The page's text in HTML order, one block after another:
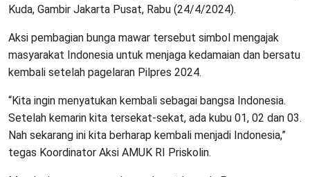
Kuda, Gambir Jakarta Pusat, Rabu (24/4/2024).
Aksi pembagian bunga mawar tersebut simbol mengajak
masyarakat Indonesia untuk menjaga kedamaian dan bersatu
kembali setelah pagelaran Pilpres 2024.
“Kita ingin menyatukan kembali sebagai bangsa Indonesia.
Setelah kemarin kita tersekat-sekat, ada kubu 01, 02 dan 03.
Nah sekarang ini kita berharap kembali menjadi Indonesia,”
tegas Koordinator Aksi AMUK RI Priskolin.